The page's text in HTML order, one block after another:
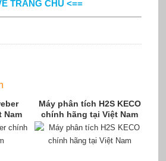
TRANG CHỦ <==
Nam
Máy phân tích H2S KECO
chính hãng tại Việt Nam